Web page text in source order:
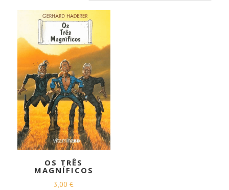
OS TRÊS
MAGNÍFICOS
3,00€